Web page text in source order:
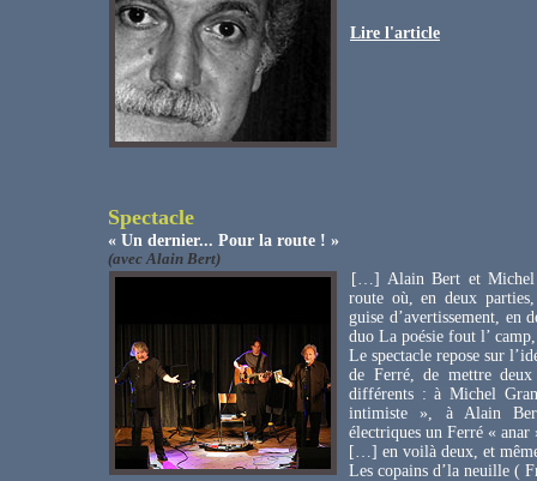
Lire l'article
Spectacle
« Un dernier... Pour la route ! »
(avec Alain Bert)
[…] Alain Bert et Michel
route où, en deux
guise d’avertissement, en
duo La poésie fout l’
Le spectacle repose sur
de Ferré, de mettre deux
différents : à Michel
intimiste », à Alain
électriques un Ferré « anar
[…] en voilà deux, et
Les copains d’la neuille (